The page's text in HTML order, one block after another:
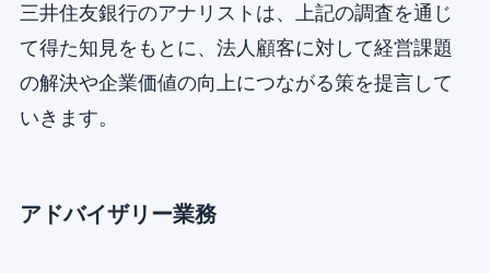
三井住友銀行のアナリストは、上記の調査を通じ
て得た知見をもとに、法人顧客に対して経営課題
の解決や企業価値の向上につながる策を提言して
いきます。
アドバイザリー業務